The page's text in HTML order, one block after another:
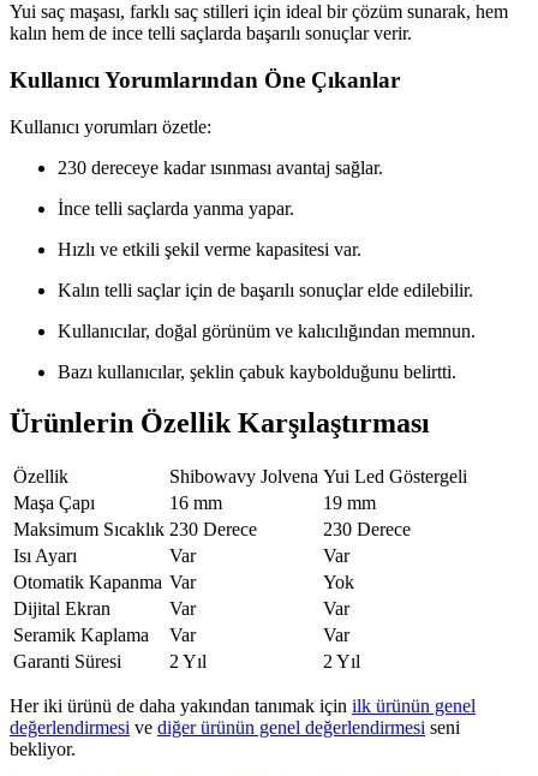
Yui saç maşası, farklı saç stilleri için ideal bir çözüm sunarak, hem
kalın hem de ince telli saçlarda başarılı sonuçlar verir.
Kullanıcı Yorumlarından Öne Çıkanlar
Kullanıcı yorumları özetle:
230 dereceye kadar ısınması avantaj sağlar.
İnce telli saçlarda yanma yapar.
Hızlı ve etkili şekil verme kapasitesi var.
Kalın telli saçlar için de başarılı sonuçlar elde edilebilir.
Kullanıcılar, doğal görünüm ve kalıcılığından memnun.
Bazı kullanıcılar, şeklin çabuk kaybolduğunu belirtti.
Ürünlerin Özellik Karşılaştırması
Özellik Shibowavy Jolvena Yui Led Göstergeli
Maşa Çapı
16 mm
19 mm
Maksimum Sıcaklık 230 Derece
230 Derece
Isı Ayarı
Var
Var
Otomatik Kapanma Var
Yok
Dijital Ekran
Var
Var
Seramik Kaplama
Var
Var
Garanti Süresi
2 Yıl 2 Yıl
Her iki ürünü de daha yakından tanımak için ilk ürünün genel
değerlendirmesi ve diğer ürünün genel değerlendirmesi seni
bekliyor.